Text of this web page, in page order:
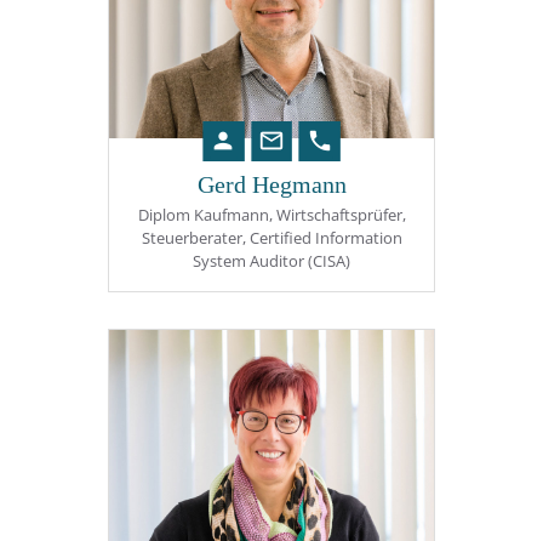
Gerd Hegmann
Diplom Kaufmann, Wirtschaftsprüfer,
Steuerberater, Certified Information
System Auditor (CISA)
person mail_outline phone